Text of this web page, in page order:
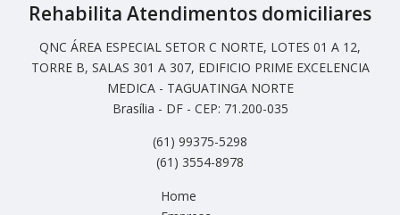
Rehabilita Atendimentos domiciliares
QNC ÁREA ESPECIAL SETOR C NORTE, LOTES 01 A 12,
TORRE B, SALAS 301 A 307, EDIFICIO PRIME EXCELENCIA
MEDICA - TAGUATINGA NORTE
Brasília - DF - CEP: 71.200-035
(61) 99375-5298
(61) 3554-8978
Home